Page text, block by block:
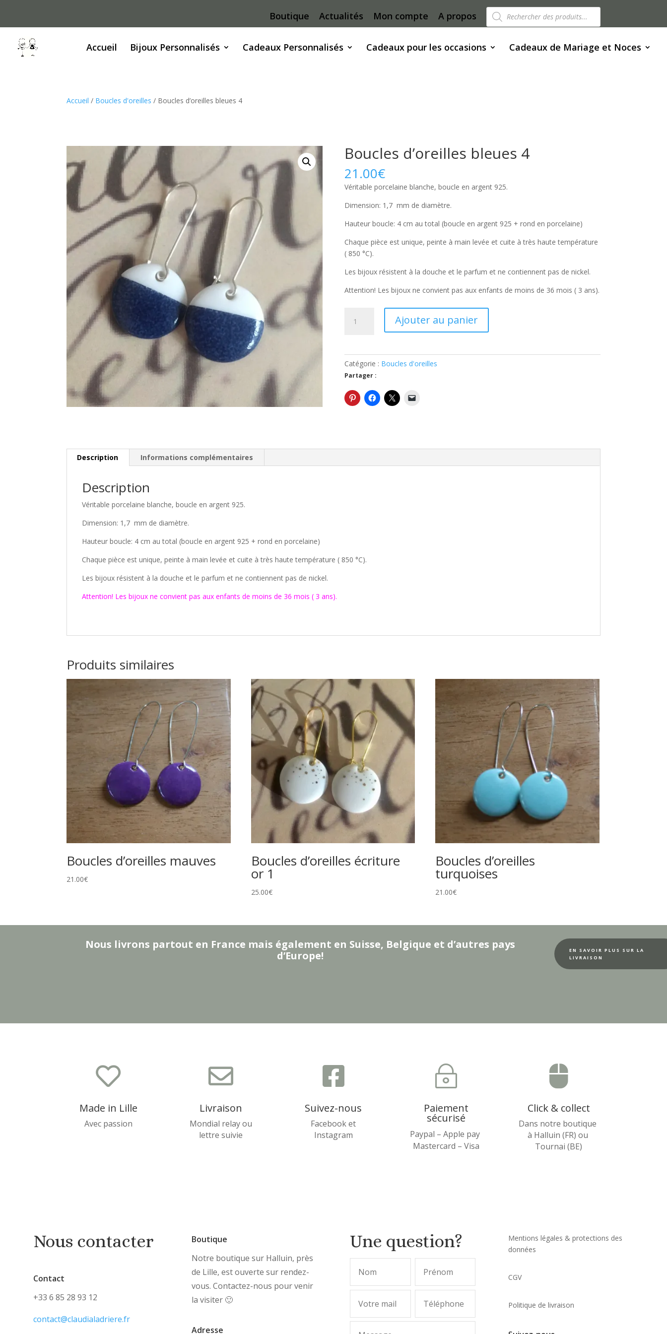
Boutique Actualités Mon compte A propos Recherche
de
produits
Accueil
Bijoux Personnalisés Cadeaux Personnalisés Cadeaux pour les occasions Cadeaux de Mariage et Noces
Accueil / Boucles d'oreilles / Boucles d’oreilles bleues 4
Boucles d’oreilles bleues 4
21.00€
Véritable porcelaine blanche, boucle en argent 925.
Dimension: 1,7 mm de diamètre.
Hauteur boucle: 4 cm au total (boucle en argent 925 + rond en porcelaine)
Chaque pièce est unique, peinte à main levée et cuite à très haute température
( 850 °C).
Les bijoux résistent à la douche et le parfum et ne contiennent pas de nickel.
Attention! Les bijoux ne convient pas aux enfants de moins de 36 mois ( 3 ans).
bleues
Ajouter au panier
Catégorie : Boucles d'oreilles
Partager :
Description Informations complémentaires
Description
Véritable porcelaine blanche, boucle en argent 925.
Dimension: 1,7 mm de diamètre.
Hauteur boucle: 4 cm au total (boucle en argent 925 + rond en porcelaine)
Chaque pièce est unique, peinte à main levée et cuite à très haute température ( 850 °C).
Les bijoux résistent à la douche et le parfum et ne contiennent pas de nickel.
Attention! Les bijoux ne convient pas aux enfants de moins de 36 mois ( 3 ans).
Produits similaires
Boucles d’oreilles mauves
21.00€
Boucles d’oreilles écriture
or 1
25.00€
Boucles d’oreilles
turquoises
21.00€
Nous livrons partout en France mais également en Suisse, Belgique et d’autres pays
d’Europe!
EN SAVOIR PLUS SUR LA
LIVRAISON

Made in Lille
Avec passion

Livraison
Mondial relay ou
lettre suivie

Suivez-nous
Facebook et
Instagram
~
Paiement
sécurisé
Paypal – Apple pay
Mastercard – Visa

Click & collect
Dans notre boutique
à Halluin (FR) ou
Tournai (BE)
Nous contacter
Contact
+33 6 85 28 93 12
contact@claudialadriere.fr
Boutique
Notre boutique sur Halluin, près
de Lille, est ouverte sur rendez-
vous. Contactez-nous pour venir
la visiter 🙂
Adresse
Une question?
Mentions légales & protections des
données
CGV
Politique de livraison